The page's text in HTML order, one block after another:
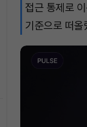
접근 통제로
기준으로 떠올